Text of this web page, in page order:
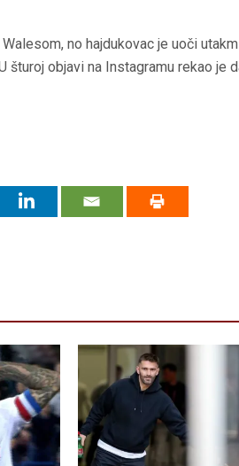
no hajdukovac je uoči
šturoj objavi na Instagramu rekao je